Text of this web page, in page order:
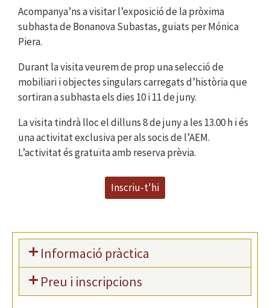
Acompanya’ns a visitar l’exposició de la pròxima
subhasta de Bonanova Subastas, guiats per Mónica
Piera.
Durant la visita veurem de prop una selecció de
mobiliari i objectes singulars carregats d’història que
sortiran a subhasta els dies 10 i 11 de juny.
La visita tindrà lloc el dilluns 8 de juny a les 13.00 h i és
una activitat exclusiva per als socis de l’AEM.
L’activitat és gratuïta amb reserva prèvia.
Inscriu-t'hi
Informació pràctica
Preu i inscripcions